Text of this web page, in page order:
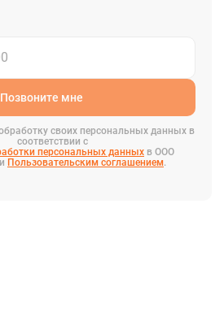
Позвоните мне
своих персональных данных в
соответствии с
персональных данных в ООО
Пользовательским соглашением.